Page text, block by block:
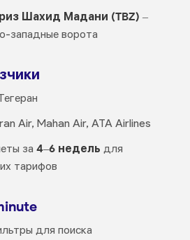
Шахид Мадани (TBZ) –
западные ворота
Air, Mahan Air, ATA Airlines
за 4–6 недель для
тарифов
для поиска